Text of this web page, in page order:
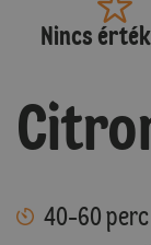
Nincs
40-60